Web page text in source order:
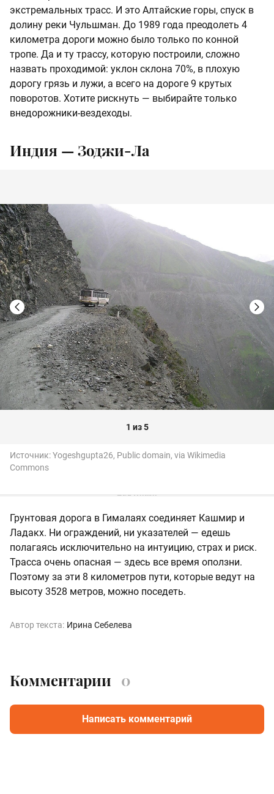
экстремальных трасс. И это Алтайские горы, спуск в
долину реки Чульшман. До 1989 года преодолеть 4
километра дороги можно было только по конной
тропе. Да и ту трассу, которую построили, сложно
назвать проходимой: уклон склона 70%, в плохую
дорогу грязь и лужи, а всего на дороге 9 крутых
поворотов. Хотите рискнуть — выбирайте только
внедорожники-вездеходы.
Индия — Зоджи-Ла
1 из 5
Источник:Yogeshgupta26, Public domain, via Wikimedia
Commons
Грунтовая дорога в Гималаях соединяет Кашмир и
Ладакх. Ни ограждений, ни указателей — едешь
полагаясь исключительно на интуицию, страх и риск.
Трасса очень опасная — здесь все время оползни.
Поэтому за эти 8 километров пути, которые ведут на
высоту 3528 метров, можно поседеть.
Автор текста: Ирина Себелева
Комментарии 0
Написать комментарий